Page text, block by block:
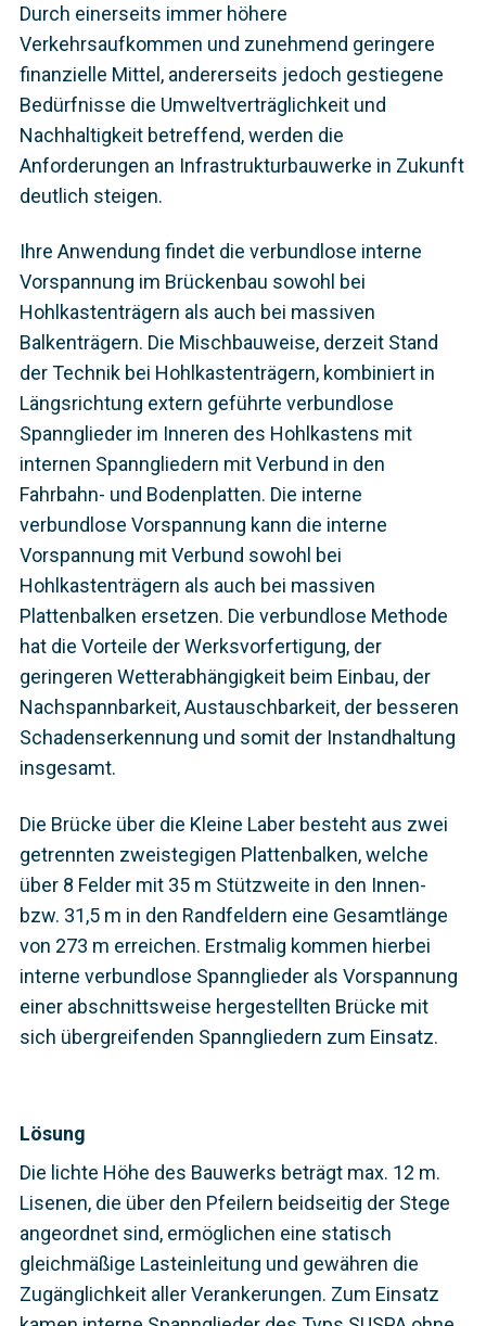
Durch einerseits immer höhere
Verkehrsaufkommen und zunehmend geringere
finanzielle Mittel, andererseits jedoch gestiegene
Bedürfnisse die Umweltverträglichkeit und
Nachhaltigkeit betreffend, werden die
Anforderungen an Infrastrukturbauwerke in Zukunft
deutlich steigen.
Ihre Anwendung findet die verbundlose interne
Vorspannung im Brückenbau sowohl bei
Hohlkastenträgern als auch bei massiven
Balkenträgern. Die Mischbauweise, derzeit Stand
der Technik bei Hohlkastenträgern, kombiniert in
Längsrichtung extern geführte verbundlose
Spannglieder im Inneren des Hohlkastens mit
internen Spanngliedern mit Verbund in den
Fahrbahn- und Bodenplatten. Die interne
verbundlose Vorspannung kann die interne
Vorspannung mit Verbund sowohl bei
Hohlkastenträgern als auch bei massiven
Plattenbalken ersetzen. Die verbundlose Methode
hat die Vorteile der Werksvorfertigung, der
geringeren Wetterabhängigkeit beim Einbau, der
Nachspannbarkeit, Austauschbarkeit, der besseren
Schadenserkennung und somit der Instandhaltung
insgesamt.
Die Brücke über die Kleine Laber besteht aus zwei
getrennten zweistegigen Plattenbalken, welche
über 8 Felder mit 35 m Stützweite in den Innen-
bzw. 31,5 m in den Randfeldern eine Gesamtlänge
von 273 m erreichen. Erstmalig kommen hierbei
interne verbundlose Spannglieder als Vorspannung
einer abschnittsweise hergestellten Brücke mit
sich übergreifenden Spanngliedern zum Einsatz.
Lösung
Die lichte Höhe des Bauwerks beträgt max. 12 m.
Lisenen, die über den Pfeilern beidseitig der Stege
angeordnet sind, ermöglichen eine statisch
gleichmäßige Lasteinleitung und gewähren die
Zugänglichkeit aller Verankerungen. Zum Einsatz